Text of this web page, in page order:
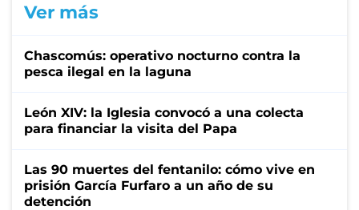
Ver más
Chascomús: operativo nocturno contra la
pesca ilegal en la laguna
León XIV: la Iglesia convocó a una colecta
para financiar la visita del Papa
Las 90 muertes del fentanilo: cómo vive en
prisión García Furfaro a un año de su
detención